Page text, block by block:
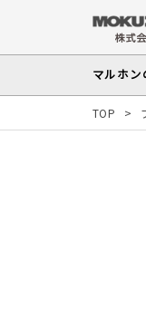
マルホン
TOP >